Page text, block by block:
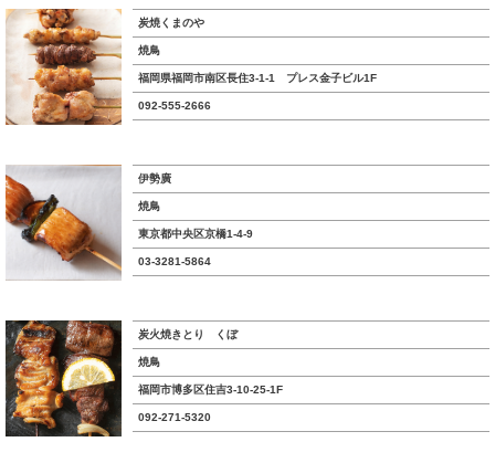
炭焼くまのや
焼鳥
福岡県福岡市南区長住3-1-1 プレス金子ビル1F
092-555-2666
伊勢廣
焼鳥
東京都中央区京橋1-4-9
03-3281-5864
炭火焼きとり くぼ
焼鳥
福岡市博多区住吉3-10-25-1F
092-271-5320